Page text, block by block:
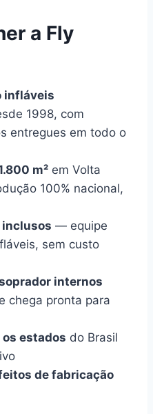
a Fly
infláveis
1998, com
entregues em todo o
m² em Volta
100% nacional,
— equipe
sem custo
internos
chega pronta para
estados do Brasil
de fabricação